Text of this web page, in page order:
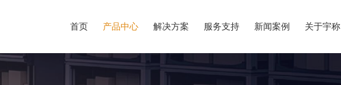
首页 产品中心 解决方案 服务支持 新闻案例 关于宇称